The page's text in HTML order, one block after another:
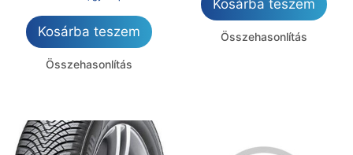
Kosárba teszem
Összehasonlítás
Kosárba teszem
Összehasonlítás